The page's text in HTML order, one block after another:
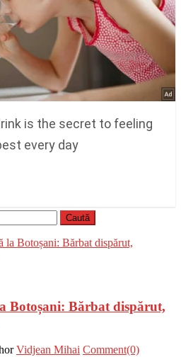
Botoșani: Bărbat dispărut,
Vidjean Mihai Comment(0)